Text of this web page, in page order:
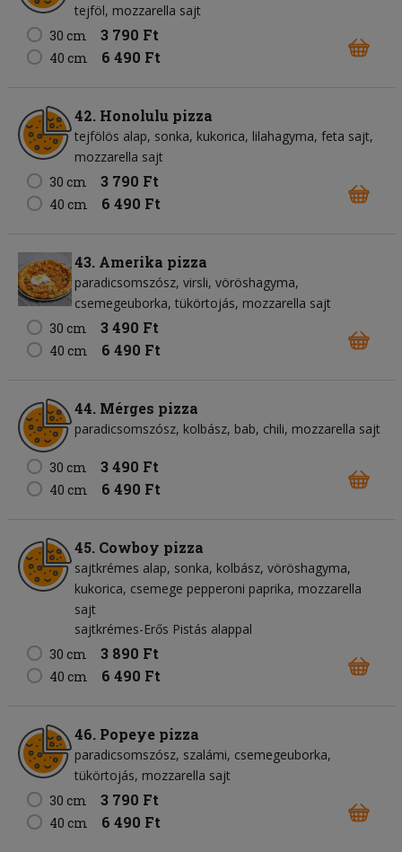
tejföl mozzarella sajt
30 cm
3 790 Ft
40 cm 6 490 Ft
42. Honolulu pizza
tejfölös alap sonka kukorica lilahagyma feta sajt
mozzarella sajt
30 cm
3 790 Ft
40 cm 6 490 Ft
43. Amerika pizza
paradicsomszósz virsli vöröshagyma
csemegeuborka tükörtojás mozzarella sajt
30 cm
3 490 Ft
40 cm 6 490 Ft
44. Mérges pizza
paradicsomszósz kolbász bab chili mozzarella sajt
30 cm 3 490 Ft
40 cm 6 490 Ft
45. Cowboy pizza
sajtkrémes alap sonka kolbász vöröshagyma
kukorica csemege pepperoni paprika mozzarella
sajt
sajtkrémes-Erős Pistás alappal
30 cm
3 890 Ft
40 cm 6 490 Ft
46. Popeye pizza
paradicsomszósz szalámi csemegeuborka
tükörtojás mozzarella sajt
30 cm
3 790 Ft
40 cm 6 490 Ft